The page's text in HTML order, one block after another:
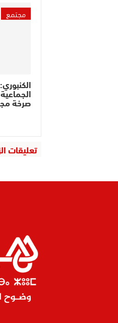
مجتمع
صرخة
تعليقات